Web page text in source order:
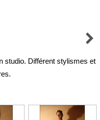

studio. Différent stylismes et